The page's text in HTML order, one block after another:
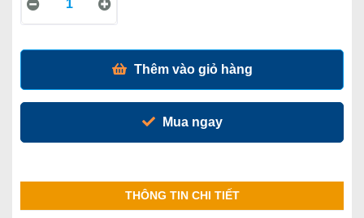
Thêm vào giỏ hàng
Mua ngay
THÔNG TIN CHI TIẾT